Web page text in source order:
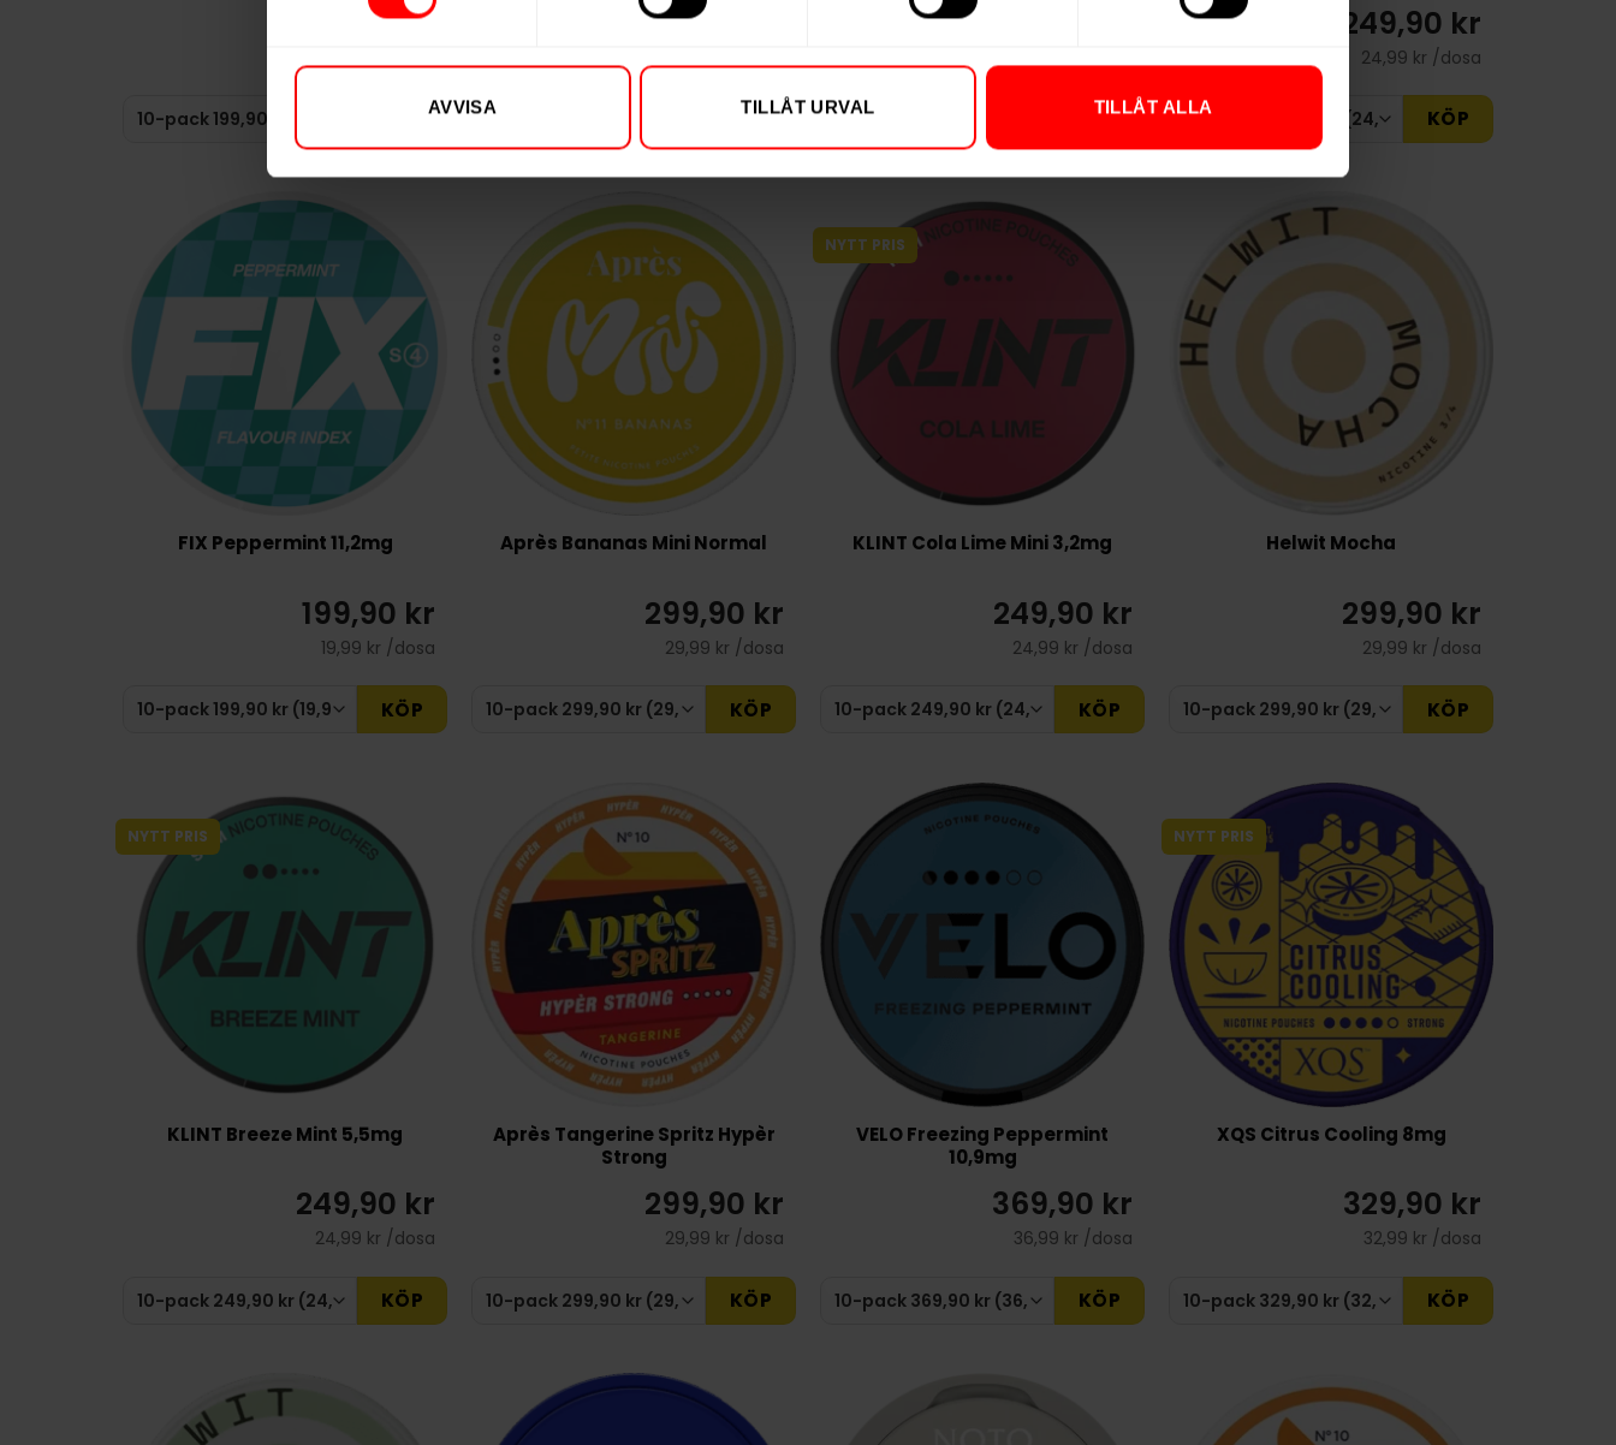
AVVISA TILLÅT URVAL TILLÅT ALLA
199,90 kr 249,90 kr
KÖP KÖP
249,90 kr
24,99 kr /dosa
KÖP
FIX Peppermint 11,2mg
199,90 kr
19,99 kr /dosa
KÖP
Après Bananas Mini Normal
299,90 kr
29,99 kr /dosa
KÖP
NYTT PRIS
KLINT Cola Lime Mini 3,2mg
249,90 kr
24,99 kr /dosa
KÖP
Helwit Mocha
299,90 kr
29,99 kr /dosa
KÖP
NYTT PRIS
KLINT Breeze Mint 5,5mg
249,90 kr
24,99 kr /dosa
KÖP
Après Tangerine Spritz Hypèr
Strong
299,90 kr
29,99 kr /dosa
KÖP
VELO Freezing Peppermint
10,9mg
369,90 kr
36,99 kr /dosa
KÖP
NYTT PRIS
XQS Citrus Cooling 8mg
329,90 kr
32,99 kr /dosa
KÖP